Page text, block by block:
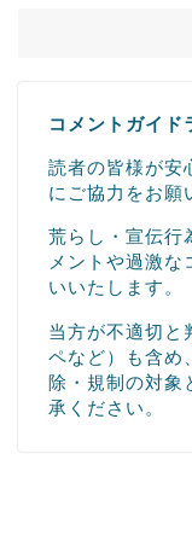
コメントガイド
読者の皆様が安
にご協力をお願
荒らし・宣伝行
メントや過激な
いいたします。
当方が不適切と
ペなど）も含め
除・規制の対象
承ください。